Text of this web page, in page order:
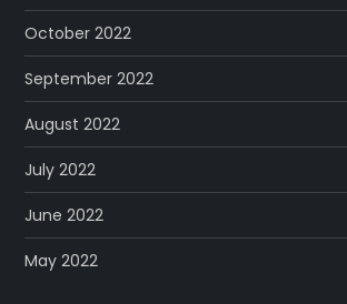
October 2022
September 2022
August 2022
July 2022
June 2022
May 2022